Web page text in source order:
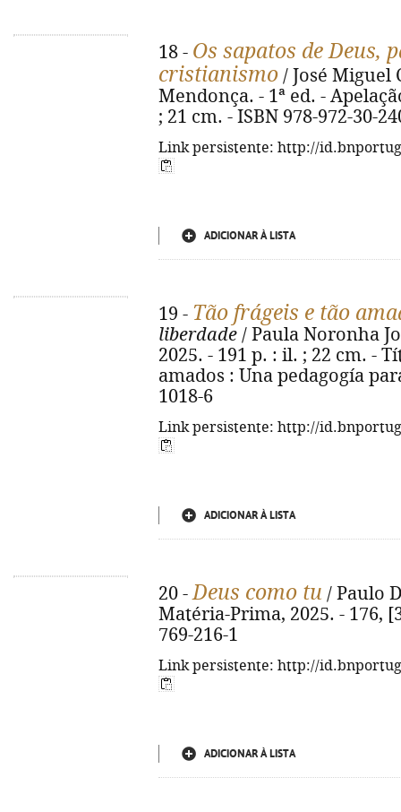
18 - Os sapatos de Deus,
cristianismo / José Miguel
Mendonça. - 1ª ed. -
; 21 cm. - ISBN 978-972-30-
Link persistente: http://
ADICIONAR À LISTA
19 - Tão frágeis e tão
liberdade / Paula Noronha
2025. - 191 p. : il. ; 22 cm. -
amados : Una pedagogía
1018-6
Link persistente: http://
ADICIONAR À LISTA
20 -Deus como tu / Paulo
Matéria-Prima, 2025. - 176,
769-216-1
Link persistente: http://
ADICIONAR À LISTA